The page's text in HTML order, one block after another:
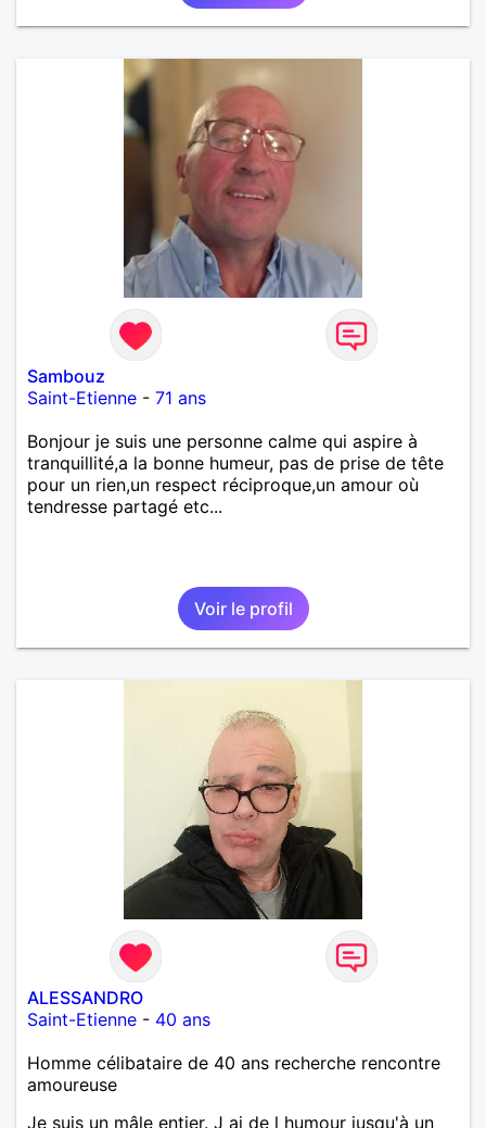
Sambouz
Saint-Etienne - 71 ans
Bonjour je suis une personne calme qui aspire à
tranquillité,a la bonne humeur, pas de prise de tête
pour un rien,un respect réciproque,un amour où
tendresse partagé etc...
Voir le profil
ALESSANDRO
Saint-Etienne - 40 ans
Homme célibataire de 40 ans recherche rencontre
amoureuse
Je suis un mâle entier. J ai de l humour jusqu'à un